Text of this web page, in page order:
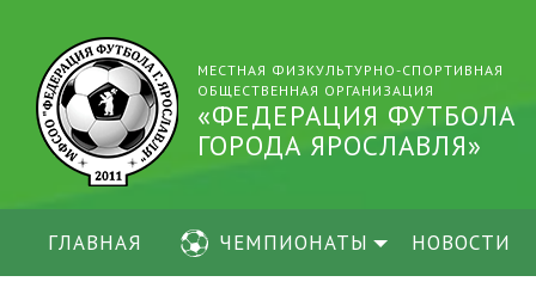
МЕСТНАЯ ФИЗКУЛЬТУРНО-СПОРТИВНАЯ
ОБЩЕСТВЕННАЯ ОРГАНИЗАЦИЯ
«ФЕДЕРАЦИЯ ФУТБОЛА
ГОРОДА ЯРОСЛАВЛЯ»
ГЛАВНАЯ ЧЕМПИОНАТЫ НОВОСТИ